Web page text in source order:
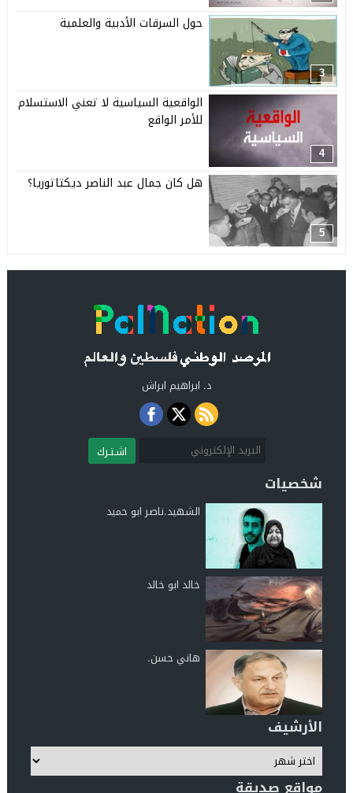
3
حول السرقات الأدبية والعلمية
4
الواقعية السياسية لا تعني الاستسلام
للأمر الواقع
5
هل كان جمال عبد الناصر ديكتاتوريا؟
د. ابراهيم ابراش
اشـتـرك
شخصيات
الشهيد.ناصر ابو حميد
خالد ابو خالد
هاني حسن.
الأرشيف
مواقع صديقة